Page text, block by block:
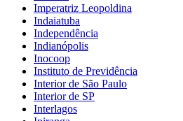
Imperatriz Leopoldina
Indaiatuba
Independência
Indianópolis
Inocoop
Instituto de Previdência
Interior de São Paulo
Interior de SP
Interlagos